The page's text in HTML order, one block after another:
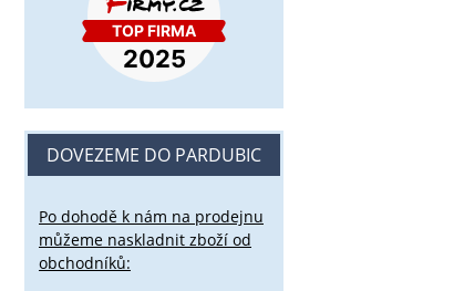
DOVEZEME DO PARDUBIC
Po dohodě k nám na prodejnu
můžeme naskladnit zboží od
obchodníků: